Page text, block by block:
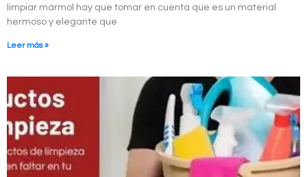
limpiar mármol hay que tomar en cuenta que es un material
hermoso y elegante que
Leer más »